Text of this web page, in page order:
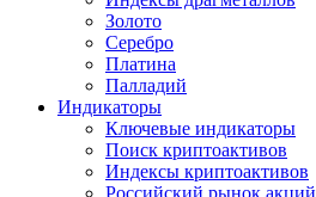
Золото
Серебро
Платина
Палладий
Индикаторы
Ключевые индикаторы
Поиск криптоактивов
Индексы криптоактивов
Российский рынок акций